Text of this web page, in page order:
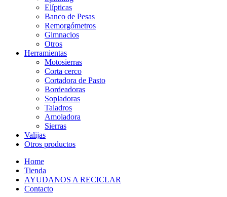
Elípticas
Banco de Pesas
Remorgómetros
Gimnacios
Otros
Herramientas
Motosierras
Corta cerco
Cortadora de Pasto
Bordeadoras
Sopladoras
Taladros
Amoladora
Sierras
Valijas
Otros productos
Home
Tienda
AYUDANOS A RECICLAR
Contacto